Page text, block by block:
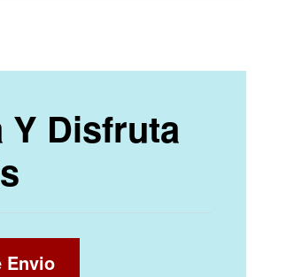
Y Disfruta
Envio